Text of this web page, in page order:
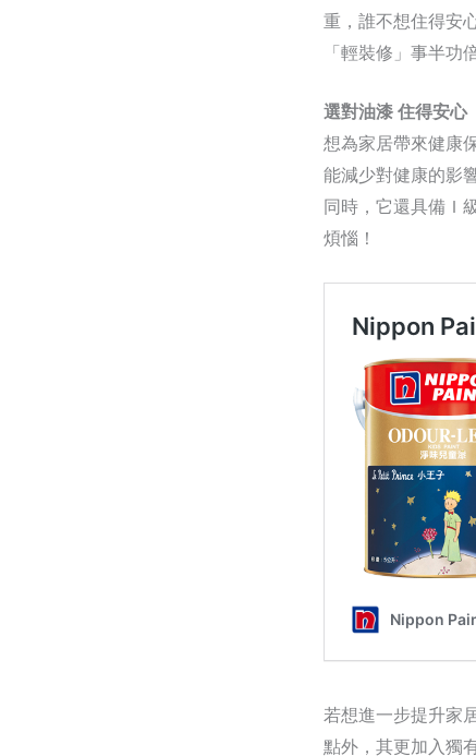
重，誰不想住得安
「輕裝修」事半功
選對油漆 住得安心
想為家居帶來健康
能減少對健康的影
同時，它還具備Ｉ
煩惱！
若想進一步提升家
點外，其更加入獨